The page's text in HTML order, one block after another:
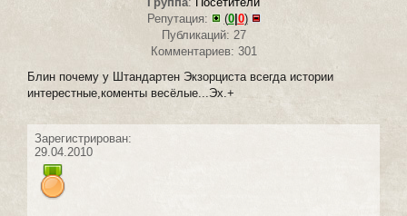
Репутация:
(0| 0)
Публикаций: 27
Комментариев: 301
Блин почему у Штандартен Экзорциста всегда истории
интерестные,коменты весёлые...Эх.+
Зарегистрирован:
29.04.2010